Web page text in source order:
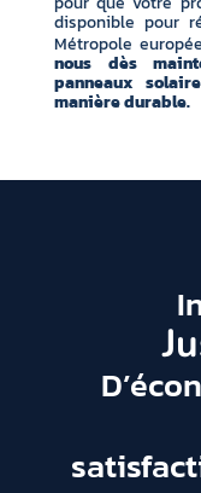
disponible pour
Métropole
nous dès
panneaux
manière durable.